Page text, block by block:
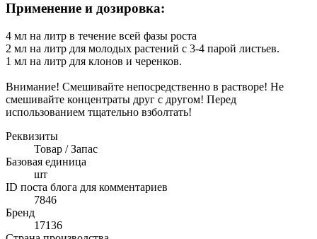
Применение и дозировка:
4 мл на литр в течение всей фазы роста
2 мл на литр для молодых растений с 3-4 парой листьев.
1 мл на литр для клонов и черенков.
Внимание! Смешивайте непосредственно в растворе! Не
смешивайте концентраты друг с другом! Перед
использованием тщательно взболтать!
Реквизиты
Товар / Запас
Базовая единица
шт
ID поста блога для комментариев
7846
Бренд
17136